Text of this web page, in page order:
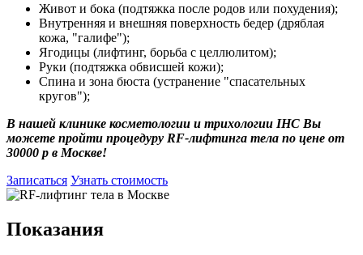
Живот и бока (подтяжка после родов или похудения);
Внутренняя и внешняя поверхность бедер (дряблая
кожа, "галифе");
Ягодицы (лифтинг, борьба с целлюлитом);
Руки (подтяжка обвисшей кожи);
Спина и зона бюста (устранение "спасательных
кругов");
В нашей клинике косметологии и трихологии IHC Вы
можете пройти процедуру RF-лифтинга тела по цене от
30000 р в Москве!
Записаться Узнать стоимость
Показания